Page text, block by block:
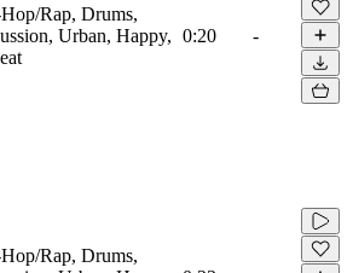
Rap, Drums,
Urban, Happy, 0:20 -
Rap, Drums,